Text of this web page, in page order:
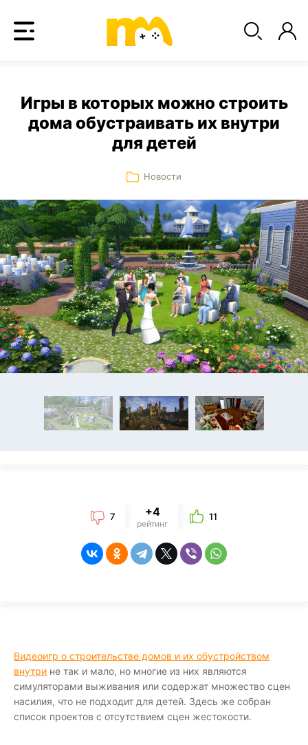
Игры в которых можно строить
дома обустраивать их внутри
для детей
Новости
7 +4
рейтинг
11
Видеоигр о строительстве домов и их обустройством
внутри не так и мало, но многие из них являются
симуляторами выживания или содержат множество сцен
насилия, что не подходит для детей. Здесь же собран
список проектов с отсутствием сцен жестокости.